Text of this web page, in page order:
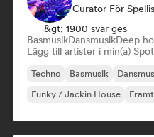
Curator För
&gt; 1900 svar ges
BasmusikDansmusikDeep
Lägg till artister i min(a)
Techno Basmusik
Funky / Jackin House